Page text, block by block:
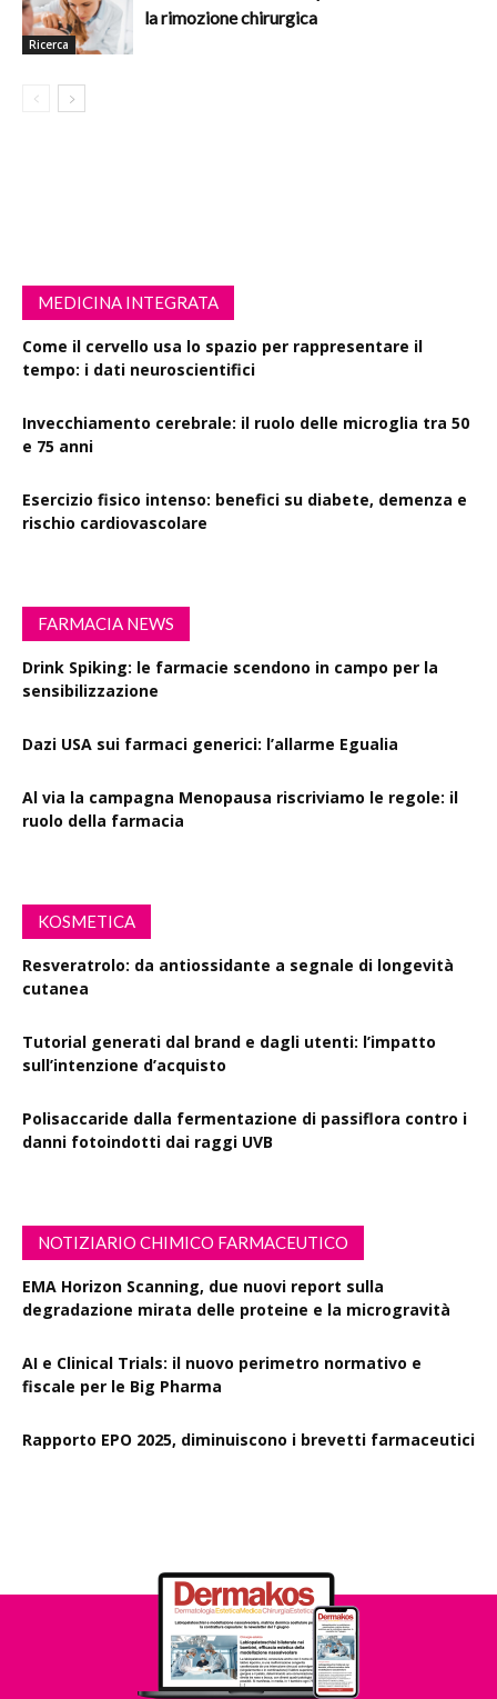
Ricerca
la rimozione chirurgica
MEDICINA INTEGRATA
Come il cervello usa lo spazio per rappresentare il
tempo: i dati neuroscientifici
Invecchiamento cerebrale: il ruolo delle microglia tra 50
e 75 anni
Esercizio fisico intenso: benefici su diabete, demenza e
rischio cardiovascolare
FARMACIA NEWS
Drink Spiking: le farmacie scendono in campo per la
sensibilizzazione
Dazi USA sui farmaci generici: l’allarme Egualia
Al via la campagna Menopausa riscriviamo le regole: il
ruolo della farmacia
KOSMETICA
Resveratrolo: da antiossidante a segnale di longevità
cutanea
Tutorial generati dal brand e dagli utenti: l’impatto
sull’intenzione d’acquisto
Polisaccaride dalla fermentazione di passiflora contro i
danni fotoindotti dai raggi UVB
NOTIZIARIO CHIMICO FARMACEUTICO
EMA Horizon Scanning, due nuovi report sulla
degradazione mirata delle proteine e la microgravità
AI e Clinical Trials: il nuovo perimetro normativo e
fiscale per le Big Pharma
Rapporto EPO 2025, diminuiscono i brevetti farmaceutici